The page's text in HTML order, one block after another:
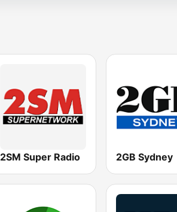
2SM Super Radio 2GB Sydney